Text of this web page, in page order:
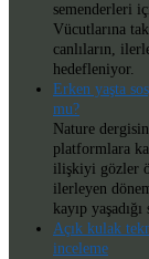
semenderleri
Vücutlarına
canlıların,
hedefleniyor.
Erken yaşta
mu?
Nature
platformlara
ilişkiyi gözler
ilerleyen
kayıp yaşadığı
Açık kulak
inceleme